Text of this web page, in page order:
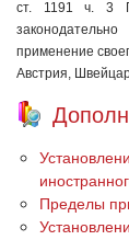
ст. 1191 ч. 3
применение
Австрия,
Пределы